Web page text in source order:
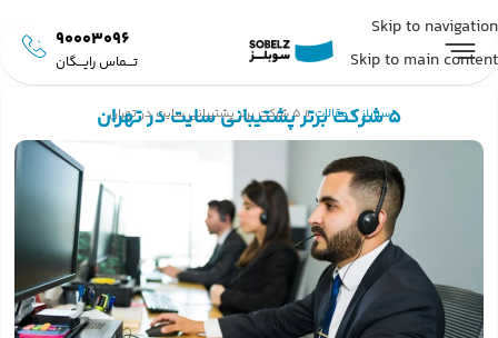
Skip to navigation
Skip to main content
90003096
تـــماس رایـــگان
سوبلز»مقالات»5 شرکت برتر پشتیبانی سایت در تهران 5 شرکت برتر پشتیبانی سایت در تهران